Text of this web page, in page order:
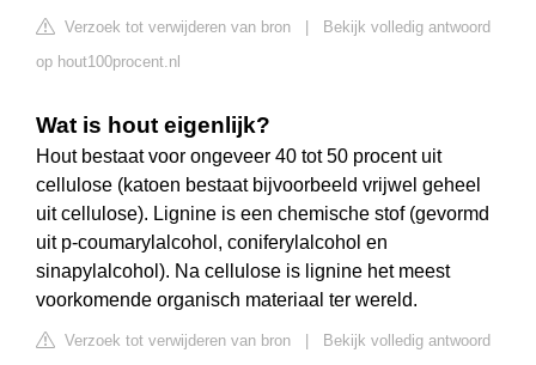
Verzoek tot verwijderen van bron
Bekijk volledig antwoord
op hout100procent.nl
Wat is hout eigenlijk?
Hout bestaat voor ongeveer 40 tot 50 procent uit
cellulose (katoen bestaat bijvoorbeeld vrijwel geheel
uit cellulose). Lignine is een chemische stof (gevormd
uit p-coumarylalcohol, coniferylalcohol en
sinapylalcohol). Na cellulose is lignine het meest
voorkomende organisch materiaal ter wereld.
Verzoek tot verwijderen van bron
Bekijk volledig antwoord